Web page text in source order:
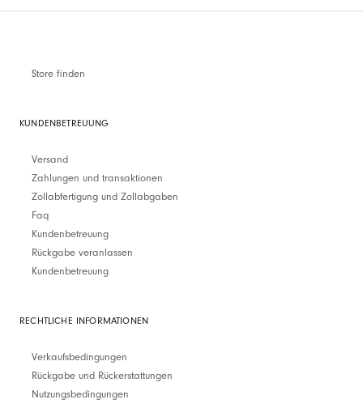
Store finden
KUNDENBETREUUNG
Versand
Zahlungen und transaktionen
Zollabfertigung und Zollabgaben
Faq
Kundenbetreuung
Rückgabe veranlassen
Kundenbetreuung
RECHTLICHE INFORMATIONEN
Verkaufsbedingungen
Rückgabe und Rückerstattungen
Nutzungsbedingungen